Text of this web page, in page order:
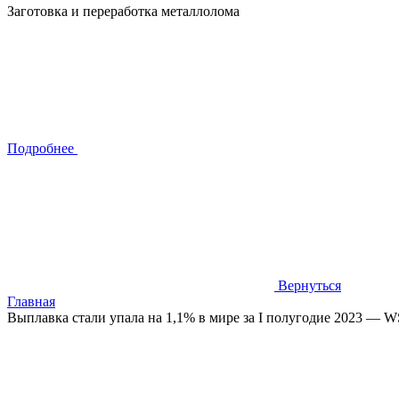
Заготовка и переработка металлолома
Подробнее
Вернуться
Главная
Выплавка стали упала на 1,1% в мире за I полугодие 2023 —